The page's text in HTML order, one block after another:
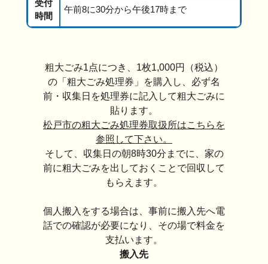
受付
時間
午前8に30分から午後17時まで
粗大ごみ1点につき、1枚1,000円（税込）
の「粗大ごみ処理券」を購入し、必ず名
前・収集日を処理券に記入して粗大ごみに
貼ります。
松戸市の粗大ごみ処理券取扱所はこちらを
参照して下さい。
そして、収集日の朝8時30分までに、家の
前に粗大ごみを出しておくことで回収して
もらえます。
個人搬入をする場合は、事前に搬入先へ電
話での確認が必要になり、その場で料金を
支払います。
搬入先